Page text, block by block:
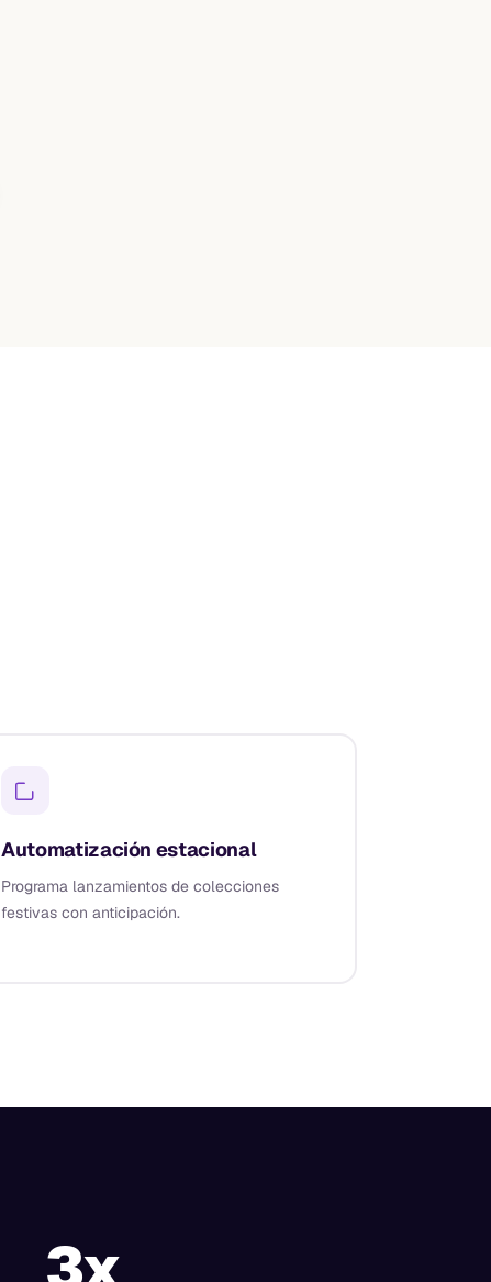
Automatización estacional
Programa lanzamientos de colecciones
festivas con anticipación.